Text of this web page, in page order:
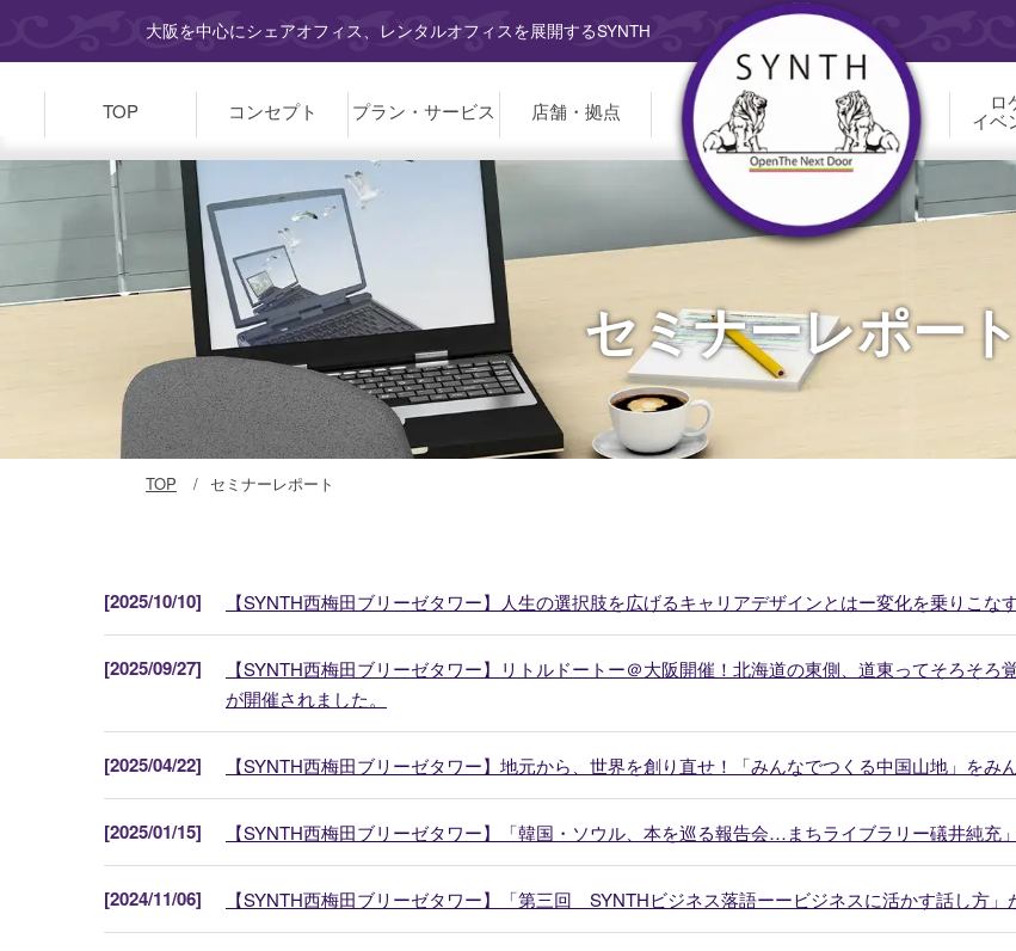
大阪を中心にシェアオフィス、レンタルオフィスを展開するSYNTH
TOP コンセプト プラン・ サービス 店舗・拠点 ロ
イベ
セミナーレポート
TOP セミナーレポート
[2025/10/10] 【SYNTH西梅田ブリーゼタワー】人生の選択肢を広げるキャリアデザインとはー変化を乗りこな
[2025/09/27]
【SYNTH西梅田ブリーゼタワー】リトルドートー＠大阪開催！北海道の東側、道東ってそろそ
が開催されました。
[2025/04/22] 【SYNTH西梅田ブリーゼタワー】地元から、世界を創り直せ！「みんなでつくる中国山地」をみ
[2025/01/15] 【SYNTH西梅田ブリーゼタワー】「韓国・ソウル、本を巡る報告会…まちライブラリー礒井純充
[2024/11/06] 【SYNTH西梅田ブリーゼタワー】「第三回 SYNTHビジネス落語ーービジネスに活かす話し方」